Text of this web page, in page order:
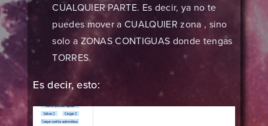
CUALQUIER PARTE. Es decir, ya no te
puedes mover a CUALQUIER zona , sino
solo a ZONAS CONTIGUAS donde tengas
TORRES.
Es decir, esto: